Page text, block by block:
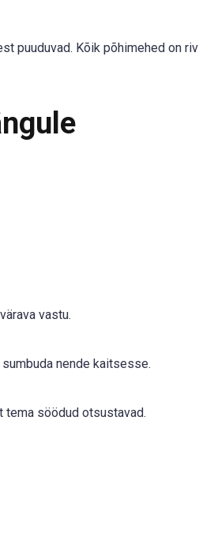
puuduvad. Kõik põhimehed on
vastu.
nende kaitsesse.
tema söödud otsustavad.